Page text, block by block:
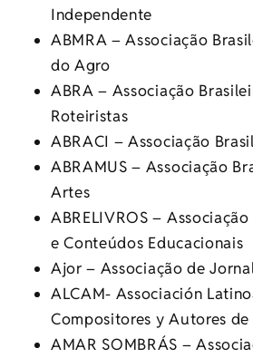
Independente
ABMRA – Associação
do Agro
ABRA – Associação
Roteiristas
ABRACI – Associação
ABRAMUS – Associação
Artes
ABRELIVROS –
e Conteúdos Educacionais
Ajor – Associação de
ALCAM- Associación
Compositores y Autores de
AMAR SOMBRÁS –